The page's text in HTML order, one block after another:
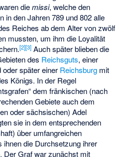
diemissi, welche den
in den Jahren 789 und 802 alle
Reiches ab dem Alter von zwölf
mussten, um ihm die Loyalität
[2][3] Auch später blieben die
des Reichsguts, einer
oder später einer Reichsburg mit
Königs. In der Regel
dem fränkischen (nach
Gebiete auch dem
oder sächsischen) Adel
sie in dem entsprechenden
über umfangreichen
ihnen die Durchsetzung ihrer
Der Graf war zunächst mit